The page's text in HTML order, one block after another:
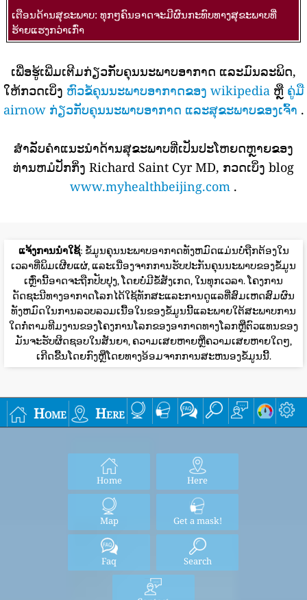
ເຕືອນດ້ານສຸຂະພາບ: ທຸກໆຄົນອາດຈະມີຜົນກະທົບທາງສຸຂະພາບທີ່
ຮ້າຍແຮງກວ່າເກົ່າ
ເພື່ອຮູ້ເພີ່ມເຕີມກ່ຽວກັບຄຸນນະພາບອາກາດ ແລະມົນລະພິດ,
ໃຫ້ກວດເບິ່ງ ຫົວຂໍ້ຄຸນນະພາບອາກາດຂອງ wikipediaຫຼື ຄູ່ມື
airnow ກ່ຽວກັບຄຸນນະພາບອາກາດ ແລະສຸຂະພາບຂອງເຈົ້າ .
ສໍາລັບຄໍາແນະນໍາດ້ານສຸຂະພາບທີ່ເປັນປະໂຫຍດຫຼາຍຂອງ
ທ່ານຫມໍປັກກິ່ງ Richard Saint Cyr MD, ກວດເບິ່ງ blog
www.myhealthbeijing.com .
ແຈ້ງການນໍາໃຊ້: ຂໍ້ມູນຄຸນນະພາບອາກາດທັງຫມົດແມ່ນບໍ່ຖືກຕ້ອງໃນ
ເວລາທີ່ພິມເຜີຍແຜ່, ແລະເນື່ອງຈາກການຮັບປະກັນຄຸນນະພາບຂອງຂໍ້ມູນ
ເຫຼົ່ານີ້ອາດຈະຖືກປັບປຸງ, ໂດຍບໍ່ມີຂໍ້ສັງເກດ, ໃນທຸກເວລາ. ໂຄງການ
ດັດຊະນີທາງອາກາດໂລກໄດ້ໃຊ້ທັກສະແລະການດູແລທີ່ສົມເຫດສົມຜົນ
ທັງຫມົດໃນການລວບລວມເນື້ອໃນຂອງຂໍ້ມູນນີ້ແລະພາຍໃຕ້ສະພາບການ
ໃດກໍ່ຕາມທີມງານຂອງໂຄງການໂລກຂອງອາກາດທາງໂລກຫຼືຕົວແທນຂອງ
ມັນຈະຮັບຜິດຊອບໃນສັນຍາ, ຄວາມເສຍຫາຍຫຼືຄວາມເສຍຫາຍໃດໆ,
ເກີດຂື້ນໂດຍກົງຫຼືໂດຍທາງອ້ອມຈາກການສະຫນອງຂໍ້ມູນນີ້.
Home Here
Home Here
Map Get a mask!
Faq Search